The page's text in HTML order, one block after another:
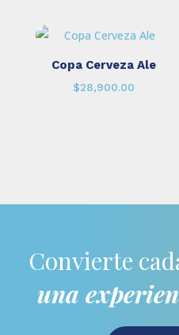
Copa Cerveza Ale
$28,900.00
Convierte
una